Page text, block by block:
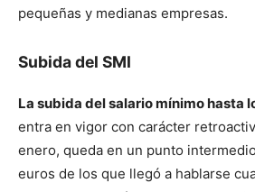
pequeñas y medianas empresas.
Subida del SMI
La subida del salario mínimo hasta
entra en vigor con carácter
enero, queda en un punto
euros de los que llegó a hablarse